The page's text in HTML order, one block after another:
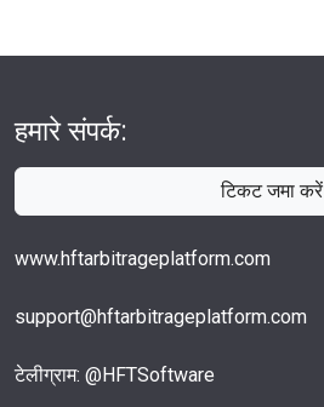
हमारे संपर्क:
टिकट जमा करें
www.hftarbitrageplatform.com
support@hftarbitrageplatform.com
टेलीग्राम: @HFTSoftware